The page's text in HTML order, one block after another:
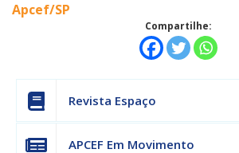
Apcef/SP
Compartilhe:
Revista Espaço
APCEF Em Movimento